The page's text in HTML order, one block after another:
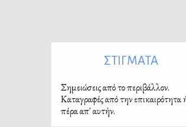
ΣΤΙΓΜΑΤΑ
Σημειώσεις από το περιβάλλον.
Καταγραφές από την επικαιρότητα
πέρα απ' αυτήν.